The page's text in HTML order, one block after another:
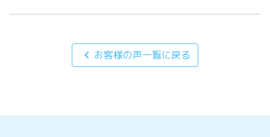
chevron_left お客様の声一覧に戻る